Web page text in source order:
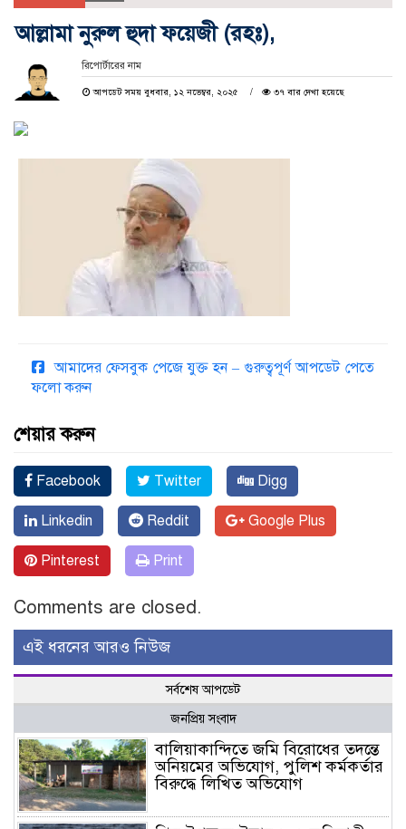
আল্লামা নুরুল হুদা ফয়েজী (রহঃ),
রিপোর্টারের নাম
আপডেট সময় বুধবার, ১২ নভেম্বর, ২০২৫ ৩৭ বার দেখা হয়েছে
আমাদের ফেসবুক পেজে যুক্ত হন – গুরুত্বপূর্ণ আপডেট পেতে
ফলো করুন
শেয়ার করুন
Facebook Twitter Digg
Linkedin Reddit Google Plus
Pinterest Print
Comments are closed.
এই ধরনের আরও নিউজ
সর্বশেষ আপডেট
জনপ্রিয় সংবাদ
বালিয়াকান্দিতে জমি বিরোধের তদন্তে
অনিয়মের অভিযোগ, পুলিশ কর্মকর্তার
বিরুদ্ধে লিখিত অভিযোগ